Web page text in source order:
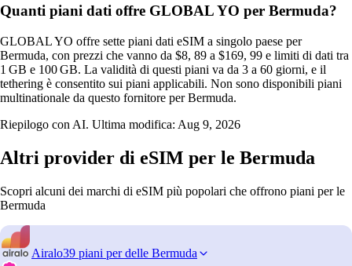
Quanti piani dati offre GLOBAL YO per Bermuda?
GLOBAL YO offre sette piani dati eSIM a singolo paese per
Bermuda, con prezzi che vanno da $8, 89 a $169, 99 e limiti di dati tra
1 GB e 100 GB. La validità di questi piani va da 3 a 60 giorni, e il
tethering è consentito sui piani applicabili. Non sono disponibili piani
multinationale da questo fornitore per Bermuda.
Riepilogo con AI. Ultima modifica: Aug 9, 2026
Altri provider di eSIM per le Bermuda
Scopri alcuni dei marchi di eSIM più popolari che offrono piani per le
Bermuda
Airalo39 piani per delle Bermuda